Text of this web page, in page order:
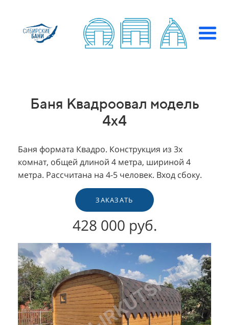
Баня Квадроовал модель
4х4
Баня формата Квадро. Конструкция из 3х
комнат, общей длиной 4 метра, шириной 4
метра. Рассчитана на 4-5 человек. Вход сбоку.
ЗАКАЗАТЬ
428 000 руб.